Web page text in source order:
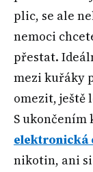
plic, se ale
nemoci
přestat.
mezi kuřáky
omezit, ještě
S ukončením
elektronická
nikotin, ani